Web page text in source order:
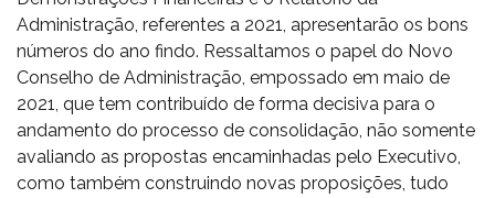
Administração, referentes a 2021, apresentarão os bons
números do ano findo. Ressaltamos o papel do Novo
Conselho de Administração, empossado em maio de
2021, que tem contribuído de forma decisiva para o
andamento do processo de consolidação, não somente
avaliando as propostas encaminhadas pelo Executivo,
como também construindo novas proposições, tudo